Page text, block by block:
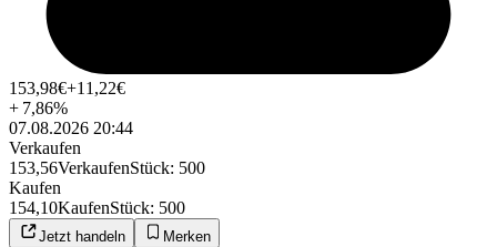
153,98€+11,22€
+ 7,86%
07.08.2026 20:44
Verkaufen
153,56VerkaufenStück: 500
Kaufen
154,10KaufenStück: 500
Jetzt handeln Merken